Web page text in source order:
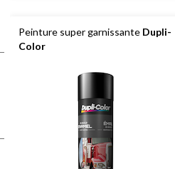
Peinture super garnissante Dupli-
Color